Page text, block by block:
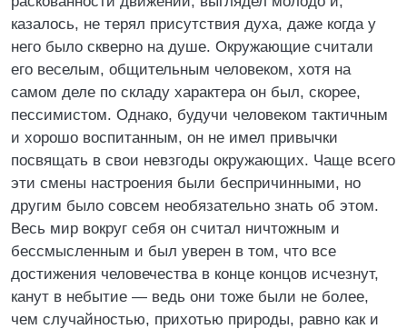
казалось, не терял присутствия духа, даже когда у
него было скверно на душе. Окружающие считали
его веселым, общительным человеком, хотя на
самом деле по складу характера он был, скорее,
пессимистом. Однако, будучи человеком тактичным
и хорошо воспитанным, он не имел привычки
посвящать в свои невзгоды окружающих. Чаще всего
эти смены настроения были беспричинными, но
другим было совсем необязательно знать об этом.
Весь мир вокруг себя он считал ничтожным и
бессмысленным и был уверен в том, что все
достижения человечества в конце концов исчезнут,
канут в небытие — ведь они тоже были не более,
чем случайностью, прихотью природы, равно как и